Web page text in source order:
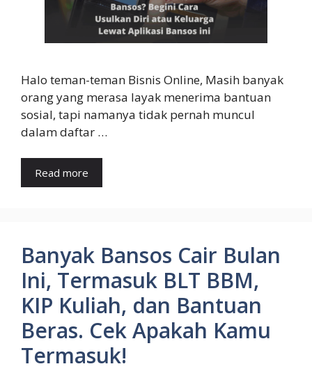
Halo teman-teman Bisnis Online, Masih banyak
orang yang merasa layak menerima bantuan
sosial, tapi namanya tidak pernah muncul
dalam daftar …
Read more
Banyak Bansos Cair Bulan
Ini, Termasuk BLT BBM,
KIP Kuliah, dan Bantuan
Beras. Cek Apakah Kamu
Termasuk!